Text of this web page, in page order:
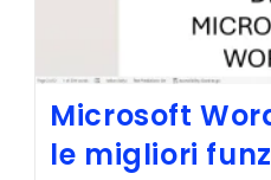
Microsoft
le migliori